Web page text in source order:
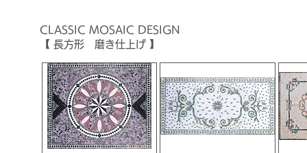
CLASSIC MOSAIC DESIGN
【 長方形 磨き仕上げ 】